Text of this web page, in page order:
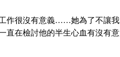
工作很沒有意義……她為了不讓我
在檢討他的半生心血有沒有意